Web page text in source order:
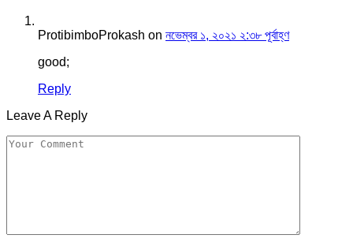
ProtibimboProkash on নভেম্বর ১, ২০২১ ২:৩৮ পূর্বাহ্ণ
good;
Reply
Leave A Reply